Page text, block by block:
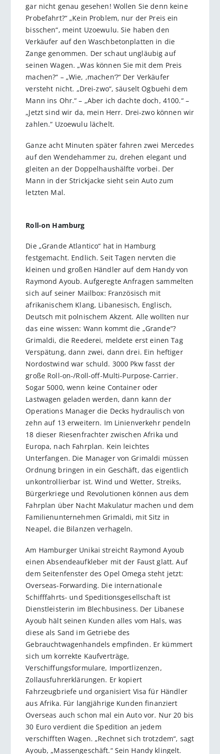
gar nicht genau gesehen! Wollen Sie denn keine
Probefahrt?“ „Kein Problem, nur der Preis ein
bisschen“, meint Uzoewulu. Sie haben den
Verkäufer auf den Waschbetonplatten in die
Zange genommen. Der schaut ungläubig auf
seinen Wagen. „Was können Sie mit dem Preis
machen?“ – „Wie, ,machen‘?“ Der Verkäufer
versteht nicht. „Drei-zwo“, säuselt Ogbuehi dem
Mann ins Ohr.“ – „Aber ich dachte doch, 4100.“ –
„Jetzt sind wir da, mein Herr. Drei-zwo können wir
zahlen.“ Uzoewulu lächelt.
Ganze acht Minuten später fahren zwei Mercedes
auf den Wendehammer zu, drehen elegant und
gleiten an der Doppelhaushälfte vorbei. Der
Mann in der Strickjacke sieht sein Auto zum
letzten Mal.
Roll-on Hamburg
Die „Grande Atlantico“ hat in Hamburg
festgemacht. Endlich. Seit Tagen nervten die
kleinen und großen Händler auf dem Handy von
Raymond Ayoub. Aufgeregte Anfragen sammelten
sich auf seiner Mailbox: Französisch mit
afrikanischem Klang, Libanesisch, Englisch,
Deutsch mit polnischem Akzent. Alle wollten nur
das eine wissen: Wann kommt die „Grande“?
Grimaldi, die Reederei, meldete erst einen Tag
Verspätung, dann zwei, dann drei. Ein heftiger
Nordostwind war schuld. 3000 Pkw fasst der
große Roll-on-/Roll-off-Multi-Purpose-Carrier.
Sogar 5000, wenn keine Container oder
Lastwagen geladen werden, dann kann der
Operations Manager die Decks hydraulisch von
zehn auf 13 erweitern. Im Linienverkehr pendeln
18 dieser Riesenfrachter zwischen Afrika und
Europa, nach Fahrplan. Kein leichtes
Unterfangen. Die Manager von Grimaldi müssen
Ordnung bringen in ein Geschäft, das eigentlich
unkontrollierbar ist. Wind und Wetter, Streiks,
Bürgerkriege und Revolutionen können aus dem
Fahrplan über Nacht Makulatur machen und dem
Familienunternehmen Grimaldi, mit Sitz in
Neapel, die Bilanzen verhageln.
Am Hamburger Unikai streicht Raymond Ayoub
einen Absendeaufkleber mit der Faust glatt. Auf
dem Seitenfenster des Opel Omega steht jetzt:
Overseas-Forwarding. Die internationale
Schifffahrts- und Speditionsgesellschaft ist
Dienstleisterin im Blechbusiness. Der Libanese
Ayoub hält seinen Kunden alles vom Hals, was
diese als Sand im Getriebe des
Gebrauchtwagenhandels empfinden. Er kümmert
sich um korrekte Kaufverträge,
Verschiffungsformulare, Importlizenzen,
Zollausfuhrerklärungen. Er kopiert
Fahrzeugbriefe und organisiert Visa für Händler
aus Afrika. Für langjährige Kunden finanziert
Overseas auch schon mal ein Auto vor. Nur 20 bis
30 Euro verdient die Spedition an jedem
verschifften Wagen. „Rechnet sich trotzdem“, sagt
Ayoub, „Massengeschäft.“ Sein Handy klingelt.